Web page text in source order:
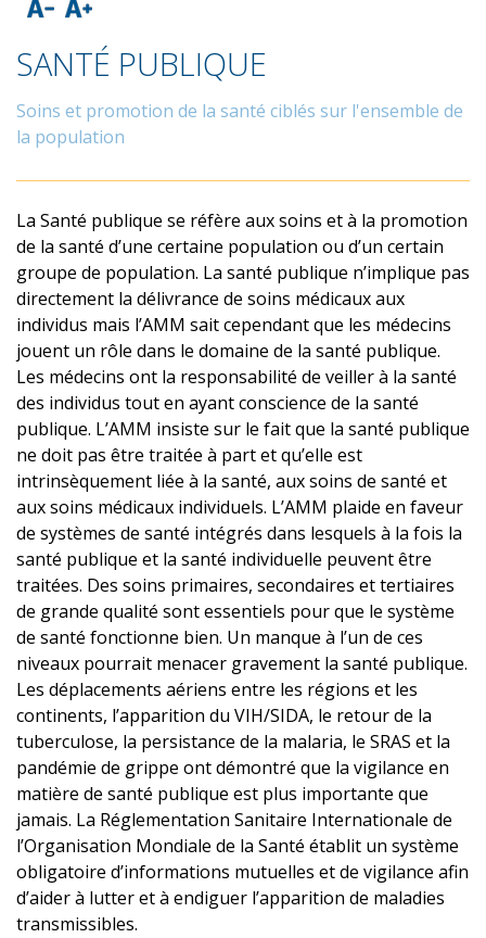
SANTÉ PUBLIQUE
Soins et promotion de la santé ciblés sur l'ensemble de
la population
La Santé publique se réfère aux soins et à la promotion
de la santé d’une certaine population ou d’un certain
groupe de population. La santé publique n’implique pas
directement la délivrance de soins médicaux aux
individus mais l’AMM sait cependant que les médecins
jouent un rôle dans le domaine de la santé publique.
Les médecins ont la responsabilité de veiller à la santé
des individus tout en ayant conscience de la santé
publique. L’AMM insiste sur le fait que la santé publique
ne doit pas être traitée à part et qu’elle est
intrinsèquement liée à la santé, aux soins de santé et
aux soins médicaux individuels. L’AMM plaide en faveur
de systèmes de santé intégrés dans lesquels à la fois la
santé publique et la santé individuelle peuvent être
traitées. Des soins primaires, secondaires et tertiaires
de grande qualité sont essentiels pour que le système
de santé fonctionne bien. Un manque à l’un de ces
niveaux pourrait menacer gravement la santé publique.
Les déplacements aériens entre les régions et les
continents, l’apparition du VIH/SIDA, le retour de la
tuberculose, la persistance de la malaria, le SRAS et la
pandémie de grippe ont démontré que la vigilance en
matière de santé publique est plus importante que
jamais. La Réglementation Sanitaire Internationale de
l’Organisation Mondiale de la Santé établit un système
obligatoire d’informations mutuelles et de vigilance afin
d’aider à lutter et à endiguer l’apparition de maladies
transmissibles.